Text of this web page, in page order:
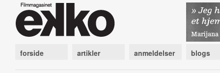
forside artikler anmeldelser blogs